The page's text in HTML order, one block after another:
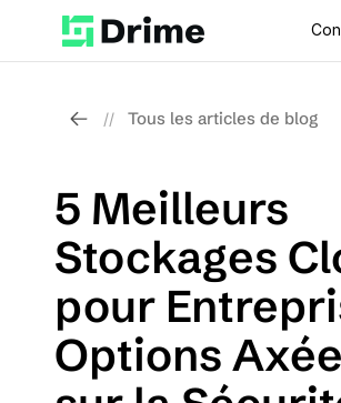
// Tous les articles de blog
5 Meilleurs
Stockages
pour
Options